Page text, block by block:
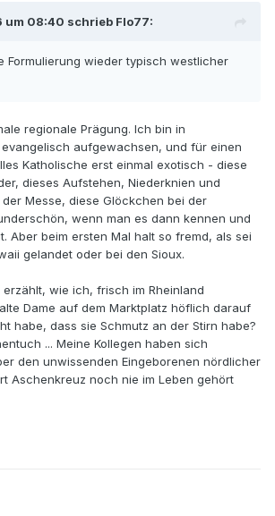
um 08:40 schrieb Flo77:
Formulierung wieder typisch westlicher
regionale Prägung. Ich bin in
aufgewachsen, und für einen
Katholische erst einmal exotisch - diese
dieses Aufstehen, Niederknien und
Messe, diese Glöckchen bei der
wenn man es dann kennen und
Aber beim ersten Mal halt so fremd, als sei
gelandet oder bei den Sioux.
wie ich, frisch im Rheinland
Dame auf dem Marktplatz höflich darauf
habe, dass sie Schmutz an der Stirn habe?
... Meine Kollegen haben sich
den unwissenden Eingeborenen nördlicher
Aschenkreuz noch nie im Leben gehört